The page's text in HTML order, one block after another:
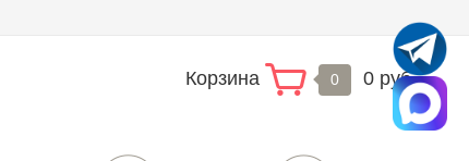
Корзина 0 0 руб.